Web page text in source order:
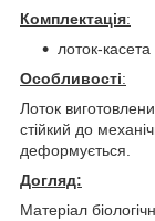
Комплектація:
лоток-
Особливості:
Лоток
стійкий до
деформується.
Догляд:
Матеріал